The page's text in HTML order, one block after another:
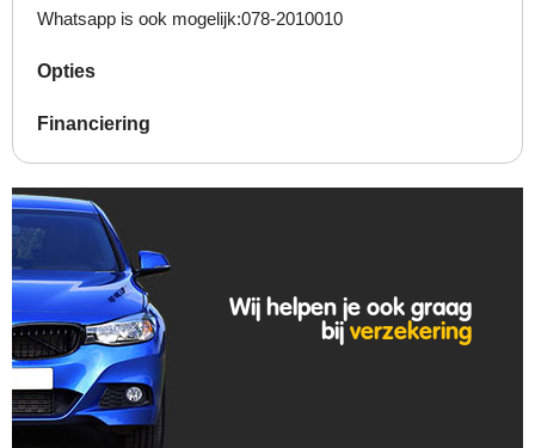
Whatsapp is ook mogelijk:078-2010010
Opties
Financiering
Wij helpen je ook graag
bij verzekering